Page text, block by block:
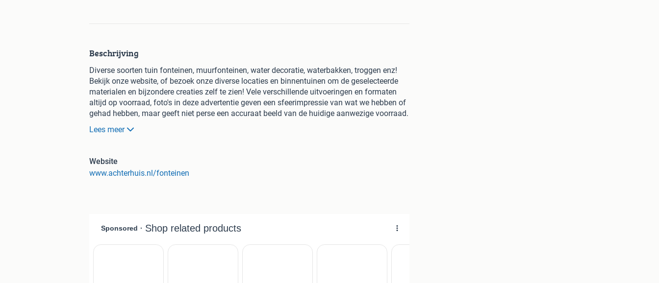
Beschrijving
Diverse soorten tuin fonteinen, muurfonteinen, water decoratie, waterbakken, troggen enz!
Bekijk onze website, of bezoek onze diverse locaties en binnentuinen om de geselecteerde
materialen en bijzondere creaties zelf te zien! Vele verschillende uitvoeringen en formaten
altijd op voorraad, foto's in deze advertentie geven een sfeerimpressie van wat we hebben of
gehad hebben, maar geeft niet perse een accuraat beeld van de huidige aanwezige voorraad.
Kijk daar voor op onze website, maar een bezoek geeft u het beste overzicht van de
werkelijke voorraad die we voor u klaar hebben staan.
Bezoek onze website ook zeker even, vele voorbeelden met foto’s voor een prima eerste
showrooms, tuinen, terreinen en opslag bieden wij uren inspiratie en ideeën.
't Achterhuis heeft in zijn ruim 50-jarig bestaan een enorme collectie geselecteerde oude
bouwmaterialen voor in en om uw huis verzameld.
Lees meer
Website
www.achterhuis.nl/fonteinen